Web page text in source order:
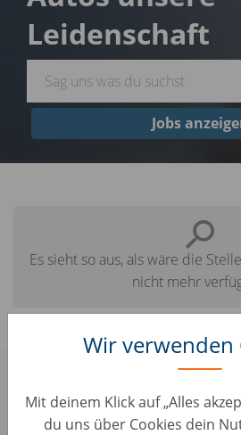
Wir verwenden
Mit deinem Klick auf „Alles
du uns über Cookies dein
Leidenschaft
Jobs
Es sieht so aus, als wäre die
nicht mehr
die für dich